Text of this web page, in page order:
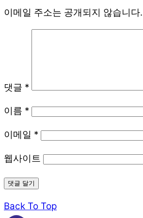
이메일 주소는 공개되지 않습니다.
댓글 *
이름 *
이메일 *
웹사이트
Back To Top